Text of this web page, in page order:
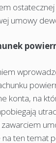
umowy
konta, na
ten temat